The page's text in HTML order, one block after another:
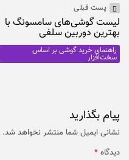
پست قبلی
لیست گوشی‌های سامسونگ با
بهترین دوربین سلفی
راهنمای خرید گوشی بر اساس
سخت‌افزار
پیام بگذارید
نشانی ایمیل شما منتشر نخواهد شد.
دیدگاه *